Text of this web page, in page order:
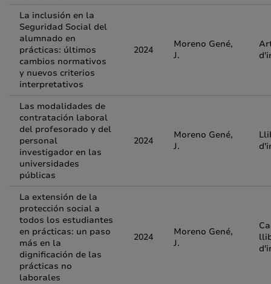
La inclusión en la
Seguridad Social del
alumnado en
prácticas: últimos
cambios normativos
y nuevos criterios
interpretativos
2024
Moreno Gené,
J.
Las modalidades de
contratación laboral
del profesorado y del
personal
investigador en las
universidades
públicas
2024
Moreno Gené,
J.
La extensión de la
protección social a
todos los estudiantes
en prácticas: un paso
más en la
dignificación de las
prácticas no
laborales
2024
Moreno Gené,
J.